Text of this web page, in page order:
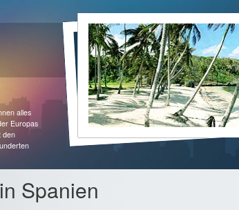
alles
Europas
den
Spanien